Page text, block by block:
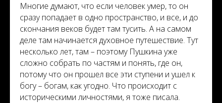
Многие думают, что если человек умер, то он
сразу попадает в одно пространство, и все, и до
скончания веков будет там тусить. А на самом
деле там начинается духовное путешествие. Тут
несколько лет, там – поэтому Пушкина уже
сложно собрать по частям и понять, где он,
потому что он прошел все эти ступени и ушел к
богу – богам, как угодно. Что происходит с
историческими личностями, я тоже писала.